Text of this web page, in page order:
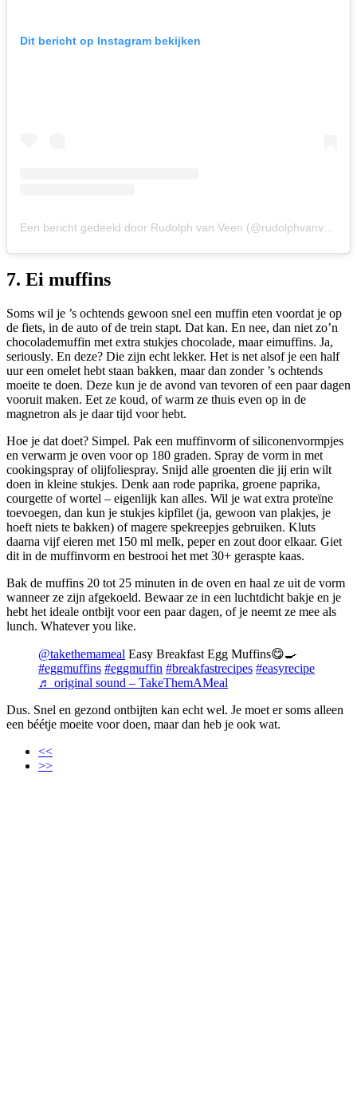
Dit bericht op Instagram bekijken
Een bericht gedeeld door Rudolph van Veen (@rudolphvanveen_official)
7. Ei muffins
Soms wil je ’s ochtends gewoon snel een muffin eten voordat je op
de fiets, in de auto of de trein stapt. Dat kan. En nee, dan niet zo’n
chocolademuffin met extra stukjes chocolade, maar eimuffins. Ja,
seriously. En deze? Die zijn echt lekker. Het is net alsof je een half
uur een omelet hebt staan bakken, maar dan zonder ’s ochtends
moeite te doen. Deze kun je de avond van tevoren of een paar dagen
vooruit maken. Eet ze koud, of warm ze thuis even op in de
magnetron als je daar tijd voor hebt.
Hoe je dat doet? Simpel. Pak een muffinvorm of siliconenvormpjes
en verwarm je oven voor op 180 graden. Spray de vorm in met
cookingspray of olijfoliespray. Snijd alle groenten die jij erin wilt
doen in kleine stukjes. Denk aan rode paprika, groene paprika,
courgette of wortel – eigenlijk kan alles. Wil je wat extra proteïne
toevoegen, dan kun je stukjes kipfilet (ja, gewoon van plakjes, je
hoeft niets te bakken) of magere spekreepjes gebruiken. Kluts
daarna vijf eieren met 150 ml melk, peper en zout door elkaar. Giet
dit in de muffinvorm en bestrooi het met 30+ geraspte kaas.
Bak de muffins 20 tot 25 minuten in de oven en haal ze uit de vorm
wanneer ze zijn afgekoeld. Bewaar ze in een luchtdicht bakje en je
hebt het ideale ontbijt voor een paar dagen, of je neemt ze mee als
lunch. Whatever you like.
@takethemameal Easy Breakfast Egg Muffins😋🍳
#eggmuffins #eggmuffin #breakfastrecipes #easyrecipe
♬ original sound – TakeThemAMeal
Dus. Snel en gezond ontbijten kan echt wel. Je moet er soms alleen
een béétje moeite voor doen, maar dan heb je ook wat.
<<
>>